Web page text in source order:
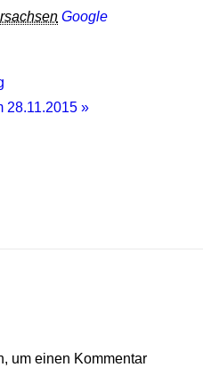
Google
28.11.2015 »
um einen Kommentar